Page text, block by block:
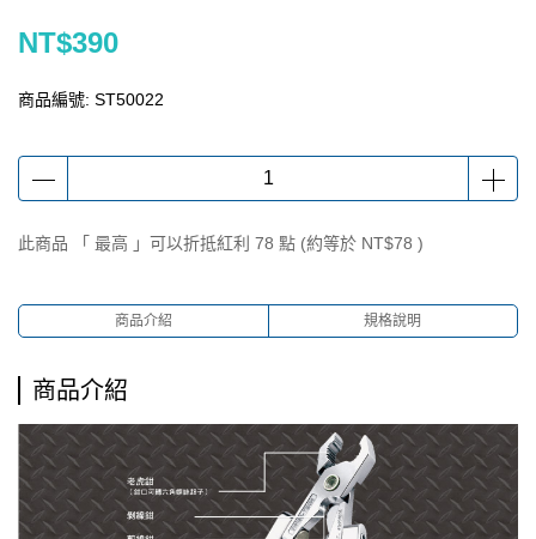
NT$390
商品編號: ST50022
此商品 「 最高 」可以折抵紅利 78 點 (約等於 NT$78 )
商品介紹 規格說明
商品介紹